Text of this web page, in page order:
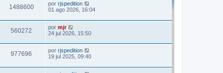
1488600 por rjspedition
01 ago 2026, 16:04
560272 por mjr
24 jul 2026, 15:50
977696 por rjspedition
19 jul 2025, 09:40